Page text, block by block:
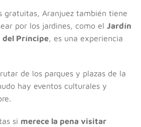
gratuitas, Aranjuez también tiene
por los jardines, como el Jardín
del Príncipe, es una experiencia
de los parques y plazas de la
hay eventos culturales y
si merece la pena visitar